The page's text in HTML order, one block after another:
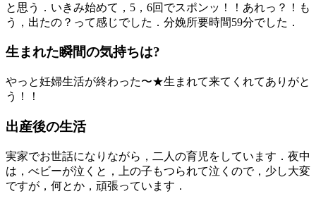
と思う．いきみ始めて，5，6回でスポンッ！！あれっ？！も
う，出たの？って感じでした．分娩所要時間59分でした．
生まれた瞬間の気持ちは?
やっと妊婦生活が終わった〜★生まれて来てくれてありがと
う！！
出産後の生活
実家でお世話になりながら，二人の育児をしています．夜中
は，べビーが泣くと，上の子もつられて泣くので，少し大変
ですが，何とか，頑張っています．